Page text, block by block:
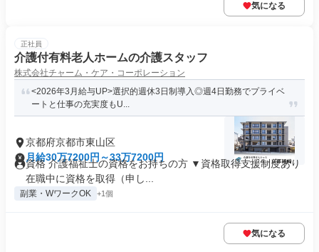
気になる
正社員
介護付有料老人ホームの介護スタッフ
株式会社チャーム・ケア・コーポレーション
<2026年3月給与UP>選択的週休3日制導入◎週4日勤務でプライベ
ートと仕事の充実度もU...
京都府京都市東山区
月給30万7200円～33万7200円
資格 介護福祉士の資格をお持ちの方 ▼資格取得支援制度あり
在職中に資格を取得（申し...
副業・WワークOK +1個
気になる